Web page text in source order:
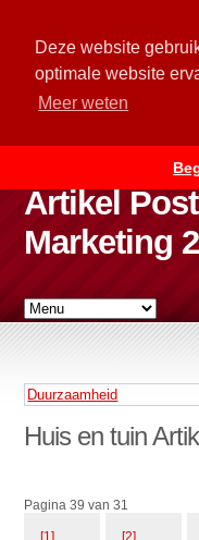
Deze website
optimale website
Meer weten
Artikel
Marketing
Duurzaamheid
Huis en tuin
Pagina 39 van 31
[1] [2]